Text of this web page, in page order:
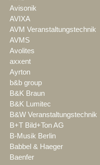
Avisonik
AVIXA
AVM Veranstaltungstechnik
AVMS
Avolites
axxent
Ayrton
b&b group
B&K Braun
B&K Lumitec
B&W Veranstaltungstechnik
B+T Bild+Ton AG
B-Musik Berlin
Babbel & Haeger
Baenfer